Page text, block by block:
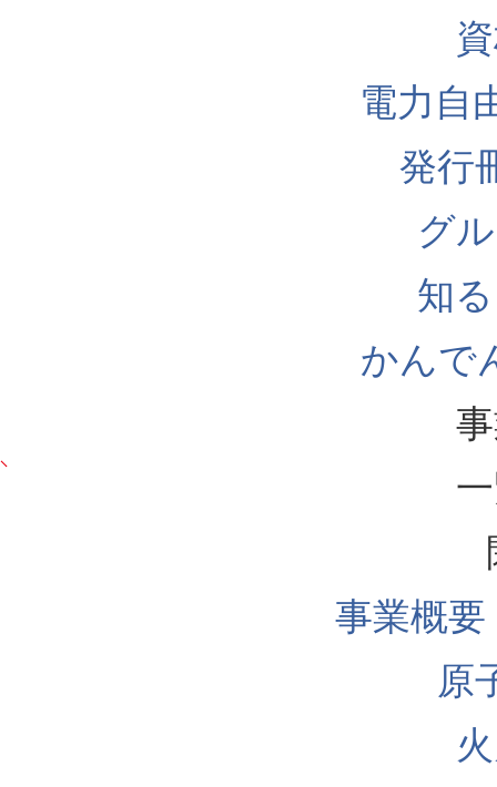
電力自
発行
グ
知
かんで
事業概
原